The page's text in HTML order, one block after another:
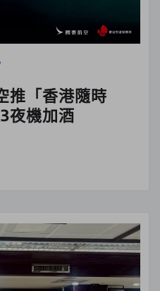
推「香港隨時
夜機加酒